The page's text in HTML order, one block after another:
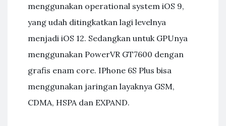
menggunakan operational system iOS 9,
yang udah ditingkatkan lagi levelnya
menjadi iOS 12. Sedangkan untuk GPUnya
menggunakan PowerVR GT7600 dengan
grafis enam core. IPhone 6S Plus bisa
menggunakan jaringan layaknya GSM,
CDMA, HSPA dan EXPAND.